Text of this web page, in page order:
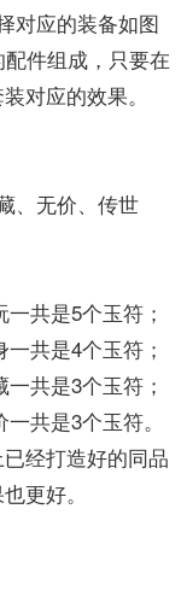
对应的装备如图
件组成，只要在
对应的效果。
、无价、传世
共是5个玉符；
共是4个玉符；
共是3个玉符；
共是3个玉符。
经打造好的同品
更好。